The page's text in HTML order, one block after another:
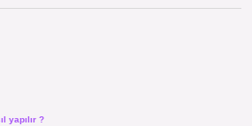
yapılır ?